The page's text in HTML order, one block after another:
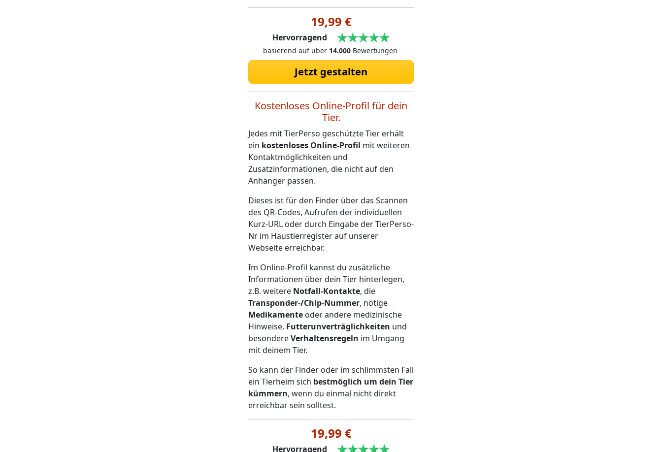
19,99 €
Hervorragend
basierend auf über 14.000Bewertungen
Jetzt gestalten
Kostenloses Online-Profil für dein
Tier.
Jedes mit TierPerso geschützte Tier erhält
ein kostenloses Online-Profil mit weiteren
Kontaktmöglichkeiten und
Zusatzinformationen, die nicht auf den
Anhänger passen.
Dieses ist für den Finder über das Scannen
des QR-Codes, Aufrufen der individuellen
Kurz-URL oder durch Eingabe der TierPerso-
Nr im Haustierregister auf unserer
Webseite erreichbar.
Im Online-Profil kannst du zusätzliche
Informationen über dein Tier hinterlegen,
z.B. weitere Notfall-Kontakte, die
Transponder-/Chip-Nummer, nötige
Medikamente oder andere medizinische
Hinweise, Futterunverträglichkeiten und
besondereVerhaltensregeln im Umgang
mit deinem Tier.
So kann der Finder oder im schlimmsten Fall
ein Tierheim sich bestmöglich um dein Tier
kümmern, wenn du einmal nicht direkt
erreichbar sein solltest.
19,99 €
Hervorragend